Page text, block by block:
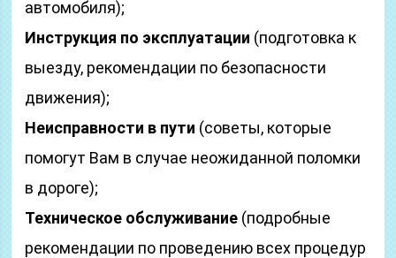
автомобиля);
Инструкция по эксплуатации (подготовка к
выезду, рекомендации по безопасности
движения);
Неисправности в пути (советы, которые
помогут Вам в случае неожиданной поломки
в дороге);
Техническое обслуживание (подробные
рекомендации по проведению всех процедур